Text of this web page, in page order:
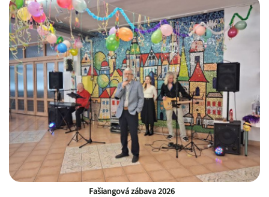
Fašiangová zábava 2026